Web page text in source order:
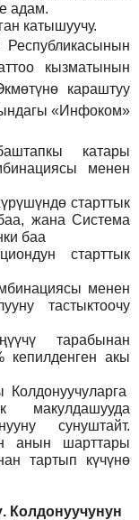
адам.
катышуучу.
Республикасынын
кызматынын
караштуу
«Инфоком»
катары
менен
старттык
жана Система
баа
старттык
менен
тастыктоочу
тарабынан
кепилденген акы
Колдонуучуларга
макулдашууда
сунуштайт.
анын шарттары
тартып күчүнө
Колдонуучунун